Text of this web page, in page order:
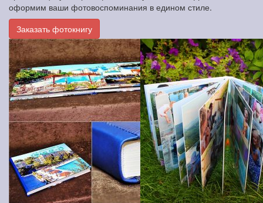
оформим ваши фотовоспоминания в едином стиле.
Заказать фотокнигу